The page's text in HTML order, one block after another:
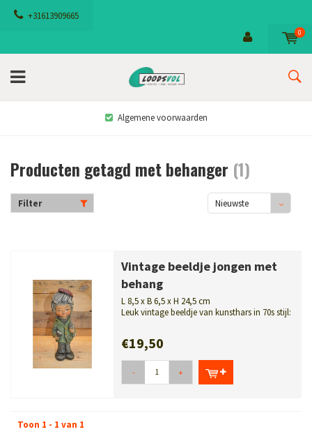
+31613909665
0
Algemene voorwaarden
Producten getagd met behanger (1)
Filter
Nieuwste
Vintage beeldje jongen met
behang
L 8,5 x B 6,5 x H 24,5 cm
Leuk vintage beeldje van kunsthars in 70s stijl:
€19,50
- +
Toon 1 - 1 van 1